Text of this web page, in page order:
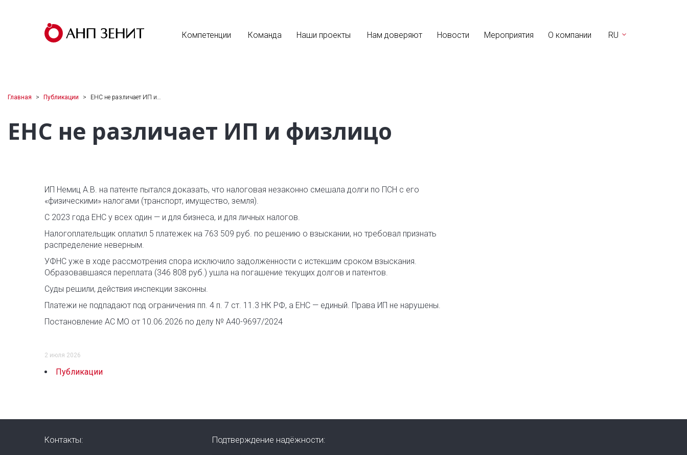
Компетенции Команда Наши проекты Нам доверяют Новости Мероприятия О компании RU
Главная Публикации ЕНС не различает ИП и…
ЕНС не различает ИП и физлицо
ИП Немиц А.В. на патенте пытался доказать, что налоговая незаконно смешала долги по ПСН с его
«физическими» налогами (транспорт, имущество, земля).
С 2023 года ЕНС у всех один — и для бизнеса, и для личных налогов.
Налогоплательщик оплатил 5 платежек на 763 509 руб. по решению о взыскании, но требовал признать
распределение неверным.
УФНС уже в ходе рассмотрения спора исключило задолженности с истекшим сроком взыскания.
Образовавшаяся переплата (346 808 руб.) ушла на погашение текущих долгов и патентов.
Суды решили, действия инспекции законны.
Платежи не подпадают под ограничения пп. 4 п. 7 ст. 11.3 НК РФ, а ЕНС — единый. Права ИП не нарушены.
Постановление АС МО от 10.06.2026 по делу № А40-9697/2024
2 июля 2026
Публикации
Контакты: Подтверждение надёжности: